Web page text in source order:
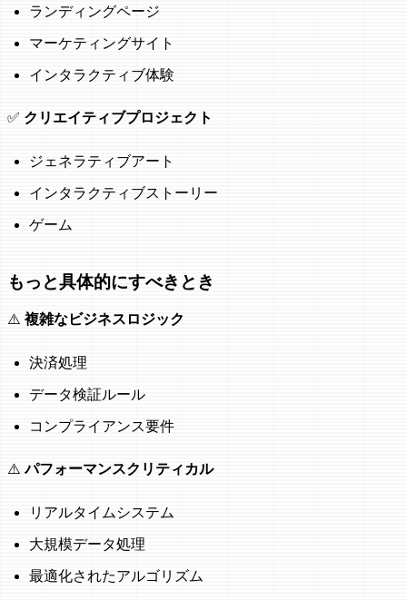
ランディングページ
マーケティングサイト
インタラクティブ体験
✅ クリエイティブプロジェクト
ジェネラティブアート
インタラクティブストーリー
ゲーム
もっと具体的にすべきとき
⚠️ 複雑なビジネスロジック
決済処理
データ検証ルール
コンプライアンス要件
⚠️パフォーマンスクリティカル
リアルタイムシステム
大規模データ処理
最適化されたアルゴリズム